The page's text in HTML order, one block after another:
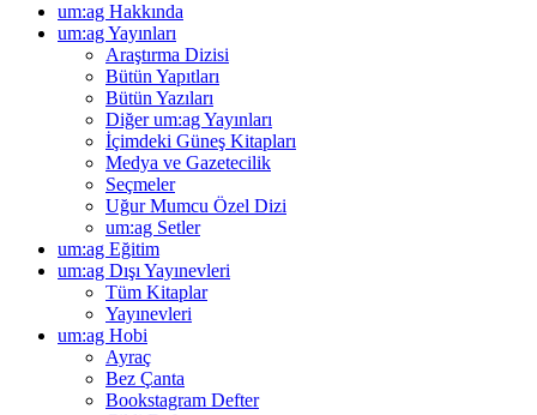
um:ag Hakkında
um:ag Yayınları
Araştırma Dizisi
Bütün Yapıtları
Bütün Yazıları
Diğer um:ag Yayınları
İçimdeki Güneş Kitapları
Medya ve Gazetecilik
Seçmeler
Uğur Mumcu Özel Dizi
um:ag Setler
um:ag Eğitim
um:ag Dışı Yayınevleri
Tüm Kitaplar
Yayınevleri
um:ag Hobi
Ayraç
Bez Çanta
Bookstagram Defter